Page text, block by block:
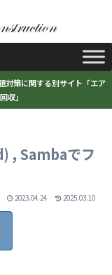
対策に関する別サイト「エア
収」
, Sambaでフ
2023.04.24 2025.03.10